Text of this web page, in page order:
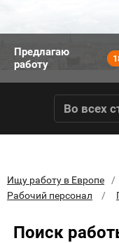
Предлагаю
работу
Во всех
Ищу работу в Европе
Рабочий персонал
Поиск